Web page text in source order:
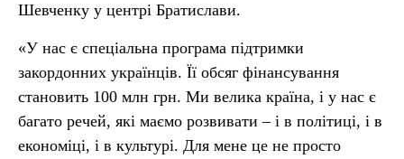
Шевченку у центрі Братислави.
«У нас є спеціальна програма підтримки
закордонних українців. Її обсяг фінансування
становить 100 млн грн. Ми велика країна, і у нас є
багато речей, які маємо розвивати – і в політиці, і в
економіці, і в культурі. Для мене це не просто